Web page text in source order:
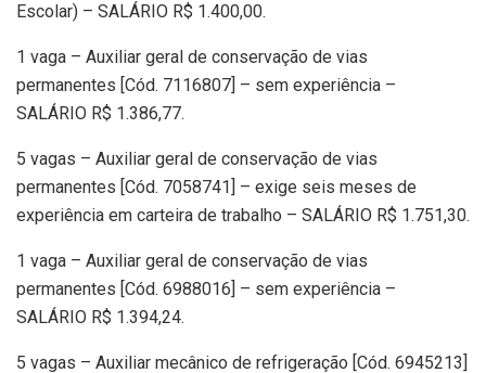
Escolar) – SALÁRIO R$ 1.400,00.
1 vaga – Auxiliar geral de conservação de vias
permanentes [Cód. 7116807] – sem experiência –
SALÁRIO R$ 1.386,77.
5 vagas – Auxiliar geral de conservação de vias
permanentes [Cód. 7058741] – exige seis meses de
experiência em carteira de trabalho – SALÁRIO R$ 1.751,30.
1 vaga – Auxiliar geral de conservação de vias
permanentes [Cód. 6988016] – sem experiência –
SALÁRIO R$ 1.394,24.
5 vagas – Auxiliar mecânico de refrigeração [Cód. 6945213]